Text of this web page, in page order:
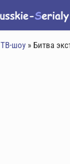
ТВ-шоу » Битва